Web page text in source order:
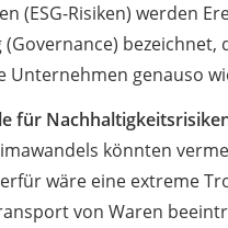
(ESG-Risiken) werden
Unternehmen genauso
für
könnten
wäre eine extreme
von Waren